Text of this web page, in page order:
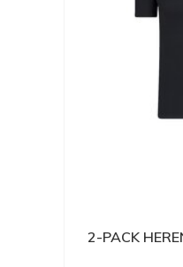
2-PACK